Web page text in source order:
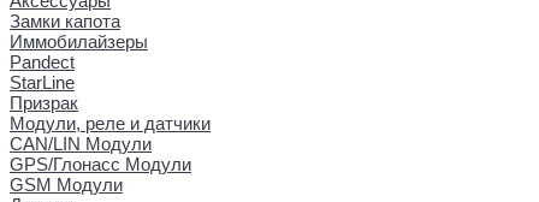
Замки капота
Иммобилайзеры
Pandect
StarLine
Призрак
Модули, реле и датчики
CAN/LIN Модули
GPS/Глонасс Модули
GSM Модули